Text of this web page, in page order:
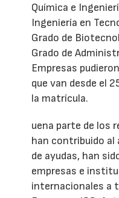
Química e
Ingeniería en
Grado de
Grado de
Empresas
que van desde el
la matrícula.
uena parte de los
han contribuido al
de ayudas, han
empresas e
internacionales a